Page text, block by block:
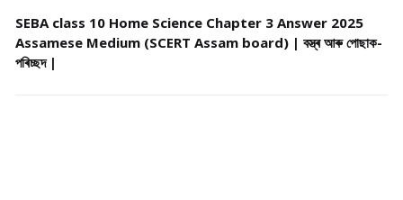
SEBA class 10 Home Science Chapter 3 Answer 2025
Assamese Medium (SCERT Assam board) | বস্ত্ৰ আৰু পোছাক-
পৰিচ্ছদ |